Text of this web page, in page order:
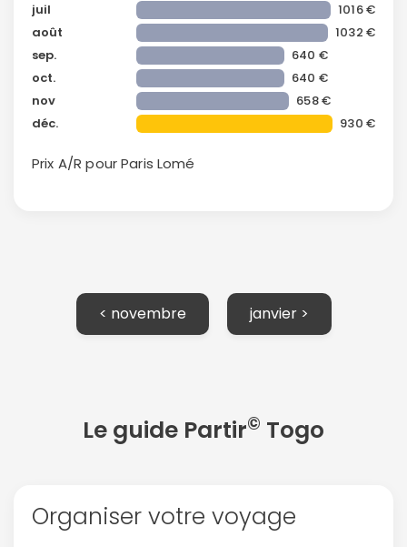
juil
1016 €
août
1032 €
sep.
640 €
oct.
640 €
nov
658 €
déc.
930 €
Prix A/R pour Paris Lomé
< novembre janvier >
Le guide Partir© Togo
Organiser votre voyage
Continuer avec Apple
ou connectez-vous par mail
confidentialité.